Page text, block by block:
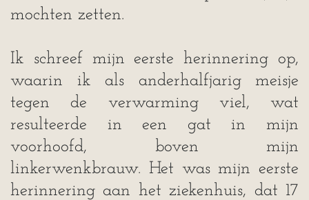
mochten zetten.
Ik schreef mijn eerste herinnering op,
waarin ik als anderhalfjarig meisje
tegen de verwarming viel, wat
resulteerde in een gat in mijn
voorhoofd, boven mijn
linkerwenkbrauw. Het was mijn eerste
herinnering aan het ziekenhuis, dat 17